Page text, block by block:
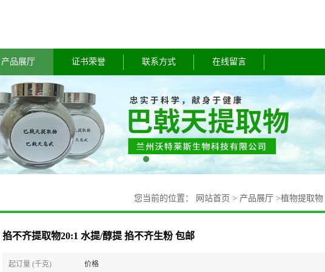
产品展厅 证书荣誉 联系方式 在线留言
您当前的位置： 网站首页 > 产品展厅 >植物提取物
掐不齐提取物20:1 水提/醇提 掐不齐生粉 包邮
起订量 (千克) 价格